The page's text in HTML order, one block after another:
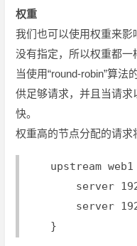
权重
我们也可以使用权重来
没有指定，所以权重都一
当使用“round-robin”算
供足够请求，并且当请
快。
权重高的节点分配的请求
upstream web1
server
server
    }